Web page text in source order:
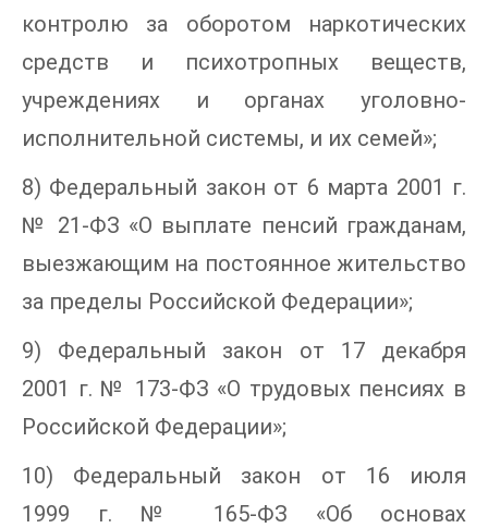
контролю за оборотом наркотических
средств и психотропных веществ,
учреждениях и органах уголовно-
исполнительной системы, и их семей»;
8) Федеральный закон от 6 марта 2001 г.
№ 21-ФЗ «О выплате пенсий гражданам,
выезжающим на постоянное жительство
за пределы Российской Федерации»;
9) Федеральный закон от 17 декабря
2001 г. № 173-ФЗ «О трудовых пенсиях в
Российской Федерации»;
10) Федеральный закон от 16 июля
1999 г. № 165-ФЗ «Об основах